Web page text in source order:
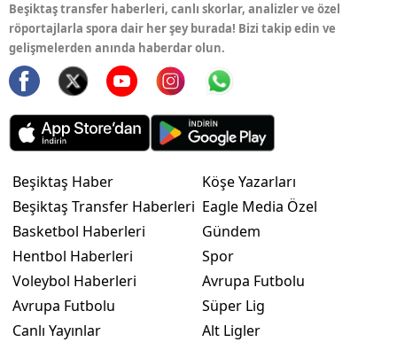
Beşiktaş transfer haberleri, canlı skorlar, analizler ve özel
röportajlarla spora dair her şey burada! Bizi takip edin ve
gelişmelerden anında haberdar olun.
Beşiktaş Haber
Beşiktaş Transfer Haberleri
Basketbol Haberleri
Hentbol Haberleri
Voleybol Haberleri
Avrupa Futbolu
Canlı Yayınlar
Köşe Yazarları
Eagle Media Özel
Gündem
Spor
Avrupa Futbolu
Süper Lig
Alt Ligler